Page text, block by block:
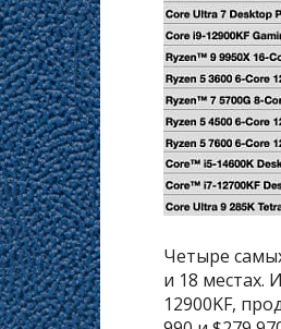
Четыре
и 18 местах.
12900KF,